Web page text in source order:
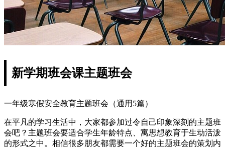
新学期班会课主题班会
一年级寒假安全教育主题班会（通用5篇）
在平凡的学习生活中，大家都参加过令自己印象深刻的主题班
会吧？主题班会要适合学生年龄特点、寓思想教育于生动活泼
的形式之中。相信很多朋友都需要一个好的主题班会的策划内